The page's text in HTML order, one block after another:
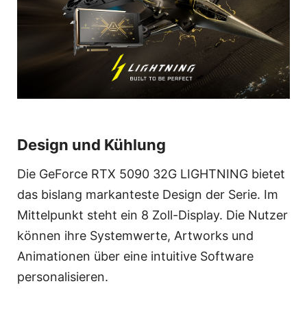
Design und Kühlung
Die GeForce RTX 5090 32G LIGHTNING bietet
das bislang markanteste Design der Serie. Im
Mittelpunkt steht ein 8 Zoll-Display. Die Nutzer
können ihre Systemwerte, Artworks und
Animationen über eine intuitive Software
personalisieren.